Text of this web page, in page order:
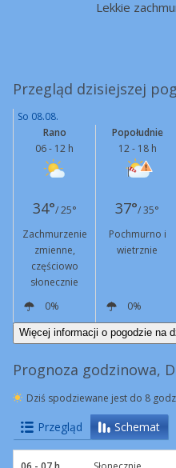
Lekkie
Przegląd dzisiejszej
So 08.08.
Rano
06 - 12 h
Popołudnie
12 - 18 h
34°/ 25° 37°/ 35°
Zachmurzenie
zmienne,
częściowo
słonecznie
Pochmurno i
wietrznie
0% 0%
NW
11 km/h N
18 km/h
Podmuchy
44 km/h
Więcej informacji o pogodzie na
Prognoza godzinowa,
Dziś spodziewane jest do 8
Przegląd Schemat